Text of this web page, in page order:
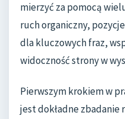
mierzyć za pomocą
ruch organiczny,
dla kluczowych fraz,
widoczność strony w
Pierwszym krokiem w
jest dokładne zbadanie